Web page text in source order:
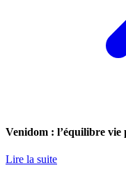
Venidom : l’équilibre vie
Lire la suite